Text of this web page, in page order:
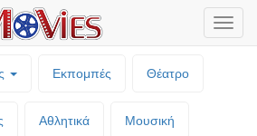
Εκπομπές Θέατρο
Αθλητικά Μουσική